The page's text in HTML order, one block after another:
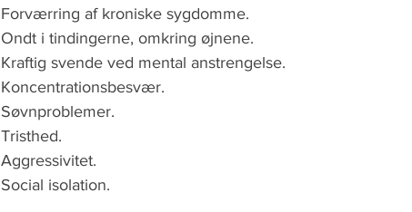
Forværring af kroniske sygdomme.
Ondt i tindingerne, omkring øjnene.
Kraftig svende ved mental anstrengelse.
Koncentrationsbesvær.
Søvnproblemer.
Tristhed.
Aggressivitet.
Social isolation.